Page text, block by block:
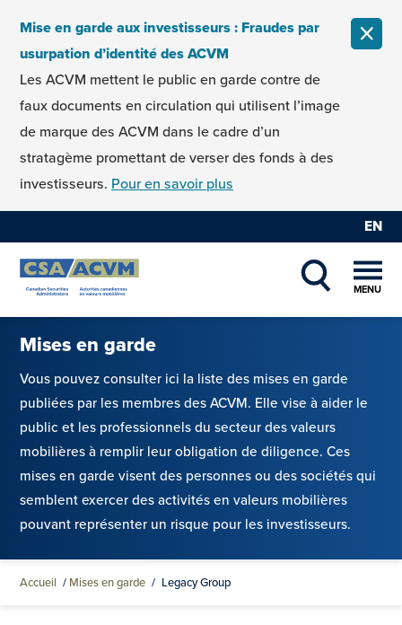
Mise en garde aux investisseurs : Fraudes par
usurpation d’identité des ACVM
Les ACVM mettent le public en garde contre de
faux documents en circulation qui utilisent l’image
de marque des ACVM dans le cadre d’un
stratagème promettant de verser des fonds à des
investisseurs. Pour en savoir plus
EN
SHOW
MENU
Mises en garde
Vous pouvez consulter ici la liste des mises en garde
publiées par les membres des ACVM. Elle vise à aider le
public et les professionnels du secteur des valeurs
mobilières à remplir leur obligation de diligence. Ces
mises en garde visent des personnes ou des sociétés qui
semblent exercer des activités en valeurs mobilières
pouvant représenter un risque pour les investisseurs.
Accueil / Mises en garde / Legacy Group